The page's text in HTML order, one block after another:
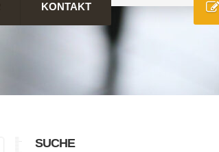
KONTAKT
SUCHE